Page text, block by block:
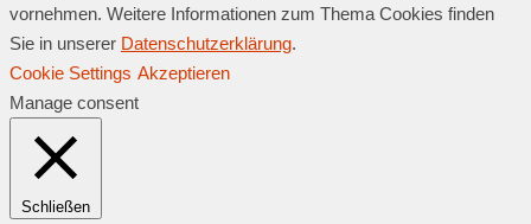
vornehmen. Weitere Informationen zum Thema Cookies finden
Sie in unserer Datenschutzerklärung.
Cookie Settings Akzeptieren
Manage consent
Schließen